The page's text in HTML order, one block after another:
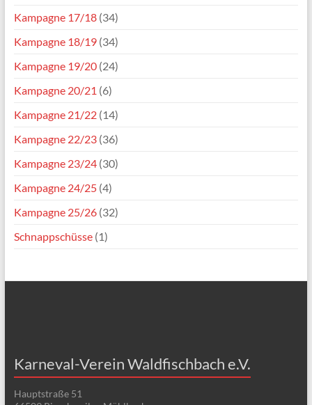
Kampagne 17/18(34)
Kampagne 18/19(34)
Kampagne 19/20(24)
Kampagne 20/21 (6)
Kampagne 21/22(14)
Kampagne 22/23(36)
Kampagne 23/24(30)
Kampagne 24/25(4)
Kampagne 25/26(32)
Schnappschüsse(1)
Karneval-Verein Waldfischbach e.V.
Hauptstraße 51